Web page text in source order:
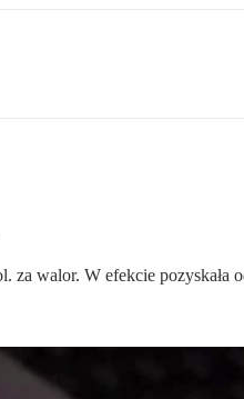
za walor. W efekcie